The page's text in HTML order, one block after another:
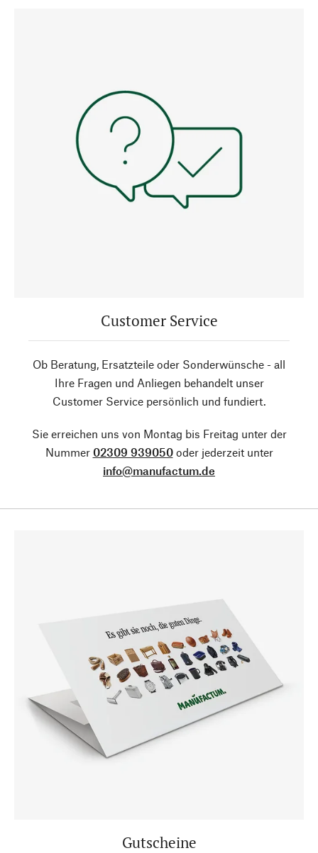
Customer Service
Ob Beratung, Ersatzteile oder Sonderwünsche - all
Ihre Fragen und Anliegen behandelt unser
Customer Service persönlich und fundiert.
Sie erreichen uns von Montag bis Freitag unter der
Nummer 02309 939050oder jederzeit unter
info@manufactum.de
Gutscheine